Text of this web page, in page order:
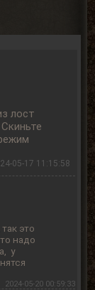
лост
05-17 11:15:58
это
надо
у
2024-05-20 00:59:33